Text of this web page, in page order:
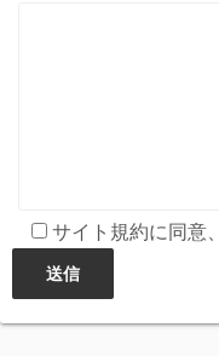
サイト規約に同意